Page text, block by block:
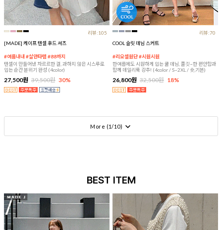
리뷰:105
[MADE] 케이프 텐셀 후드 셔츠
#여름내내 #살안타템 #88까지
텐셀이 만들어낸 차르르한 결, 과하지 않은 시스루로
입는 순간 분위기 완성 (4color)
27,500원 39,500원 30%
리뷰:70
COOL 슬릿 데님 스커트
#리오셀원단 #시원시원
한여름에도 시원하게 입는 쿨 데님, 쫄깃~한 편안함과
함께 데일리룩 강추! (4color / S~2XL / 숏,기본)
26,800원 32,500원 18%
More (1/10)
BEST ITEM